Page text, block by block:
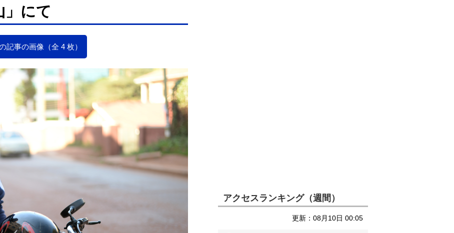
」にて
記事の画像（全 4 枚）
アクセスランキング（週間）
更新：08月10日 00:05